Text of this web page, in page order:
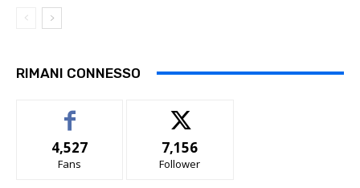
RIMANI CONNESSO
4,527
Fans
7,156
Follower